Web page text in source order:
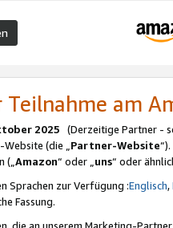
Teilnahme am
2025 (Derzeitige Partner -
(die „Partner-Website
(„Amazon“ oder „uns“ oder
Sprachen zur Verfügung :Englisch,
Fassung.